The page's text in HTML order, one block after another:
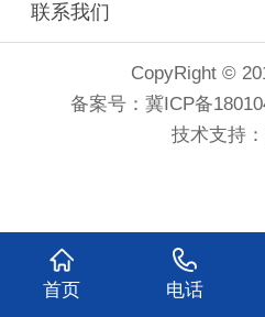
联系我们
CopyRight ©
备案号：冀ICP备
技术支持：
首页 电话